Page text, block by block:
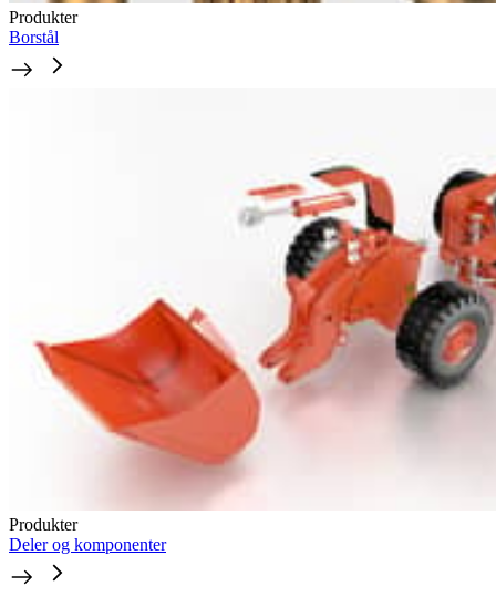
Produkter
Borstål
Produkter
Deler og komponenter